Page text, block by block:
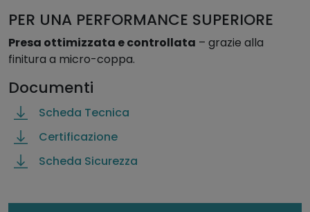
PER UNA PERFORMANCE SUPERIORE
Presa ottimizzata e controllata – grazie alla
finitura a micro-coppa.
Documenti
Scheda Tecnica
Certificazione
Scheda Sicurezza